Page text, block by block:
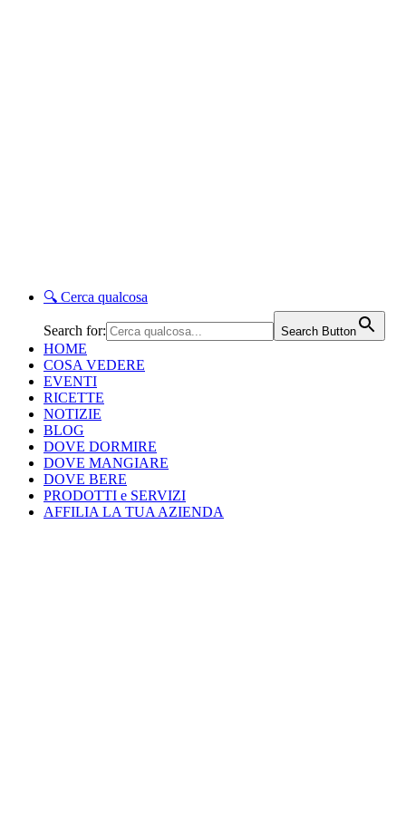
🔍 Cerca qualcosa
Search for: Search Button
HOME
COSA VEDERE
EVENTI
RICETTE
NOTIZIE
BLOG
DOVE DORMIRE
DOVE MANGIARE
DOVE BERE
PRODOTTI e SERVIZI
AFFILIA LA TUA AZIENDA